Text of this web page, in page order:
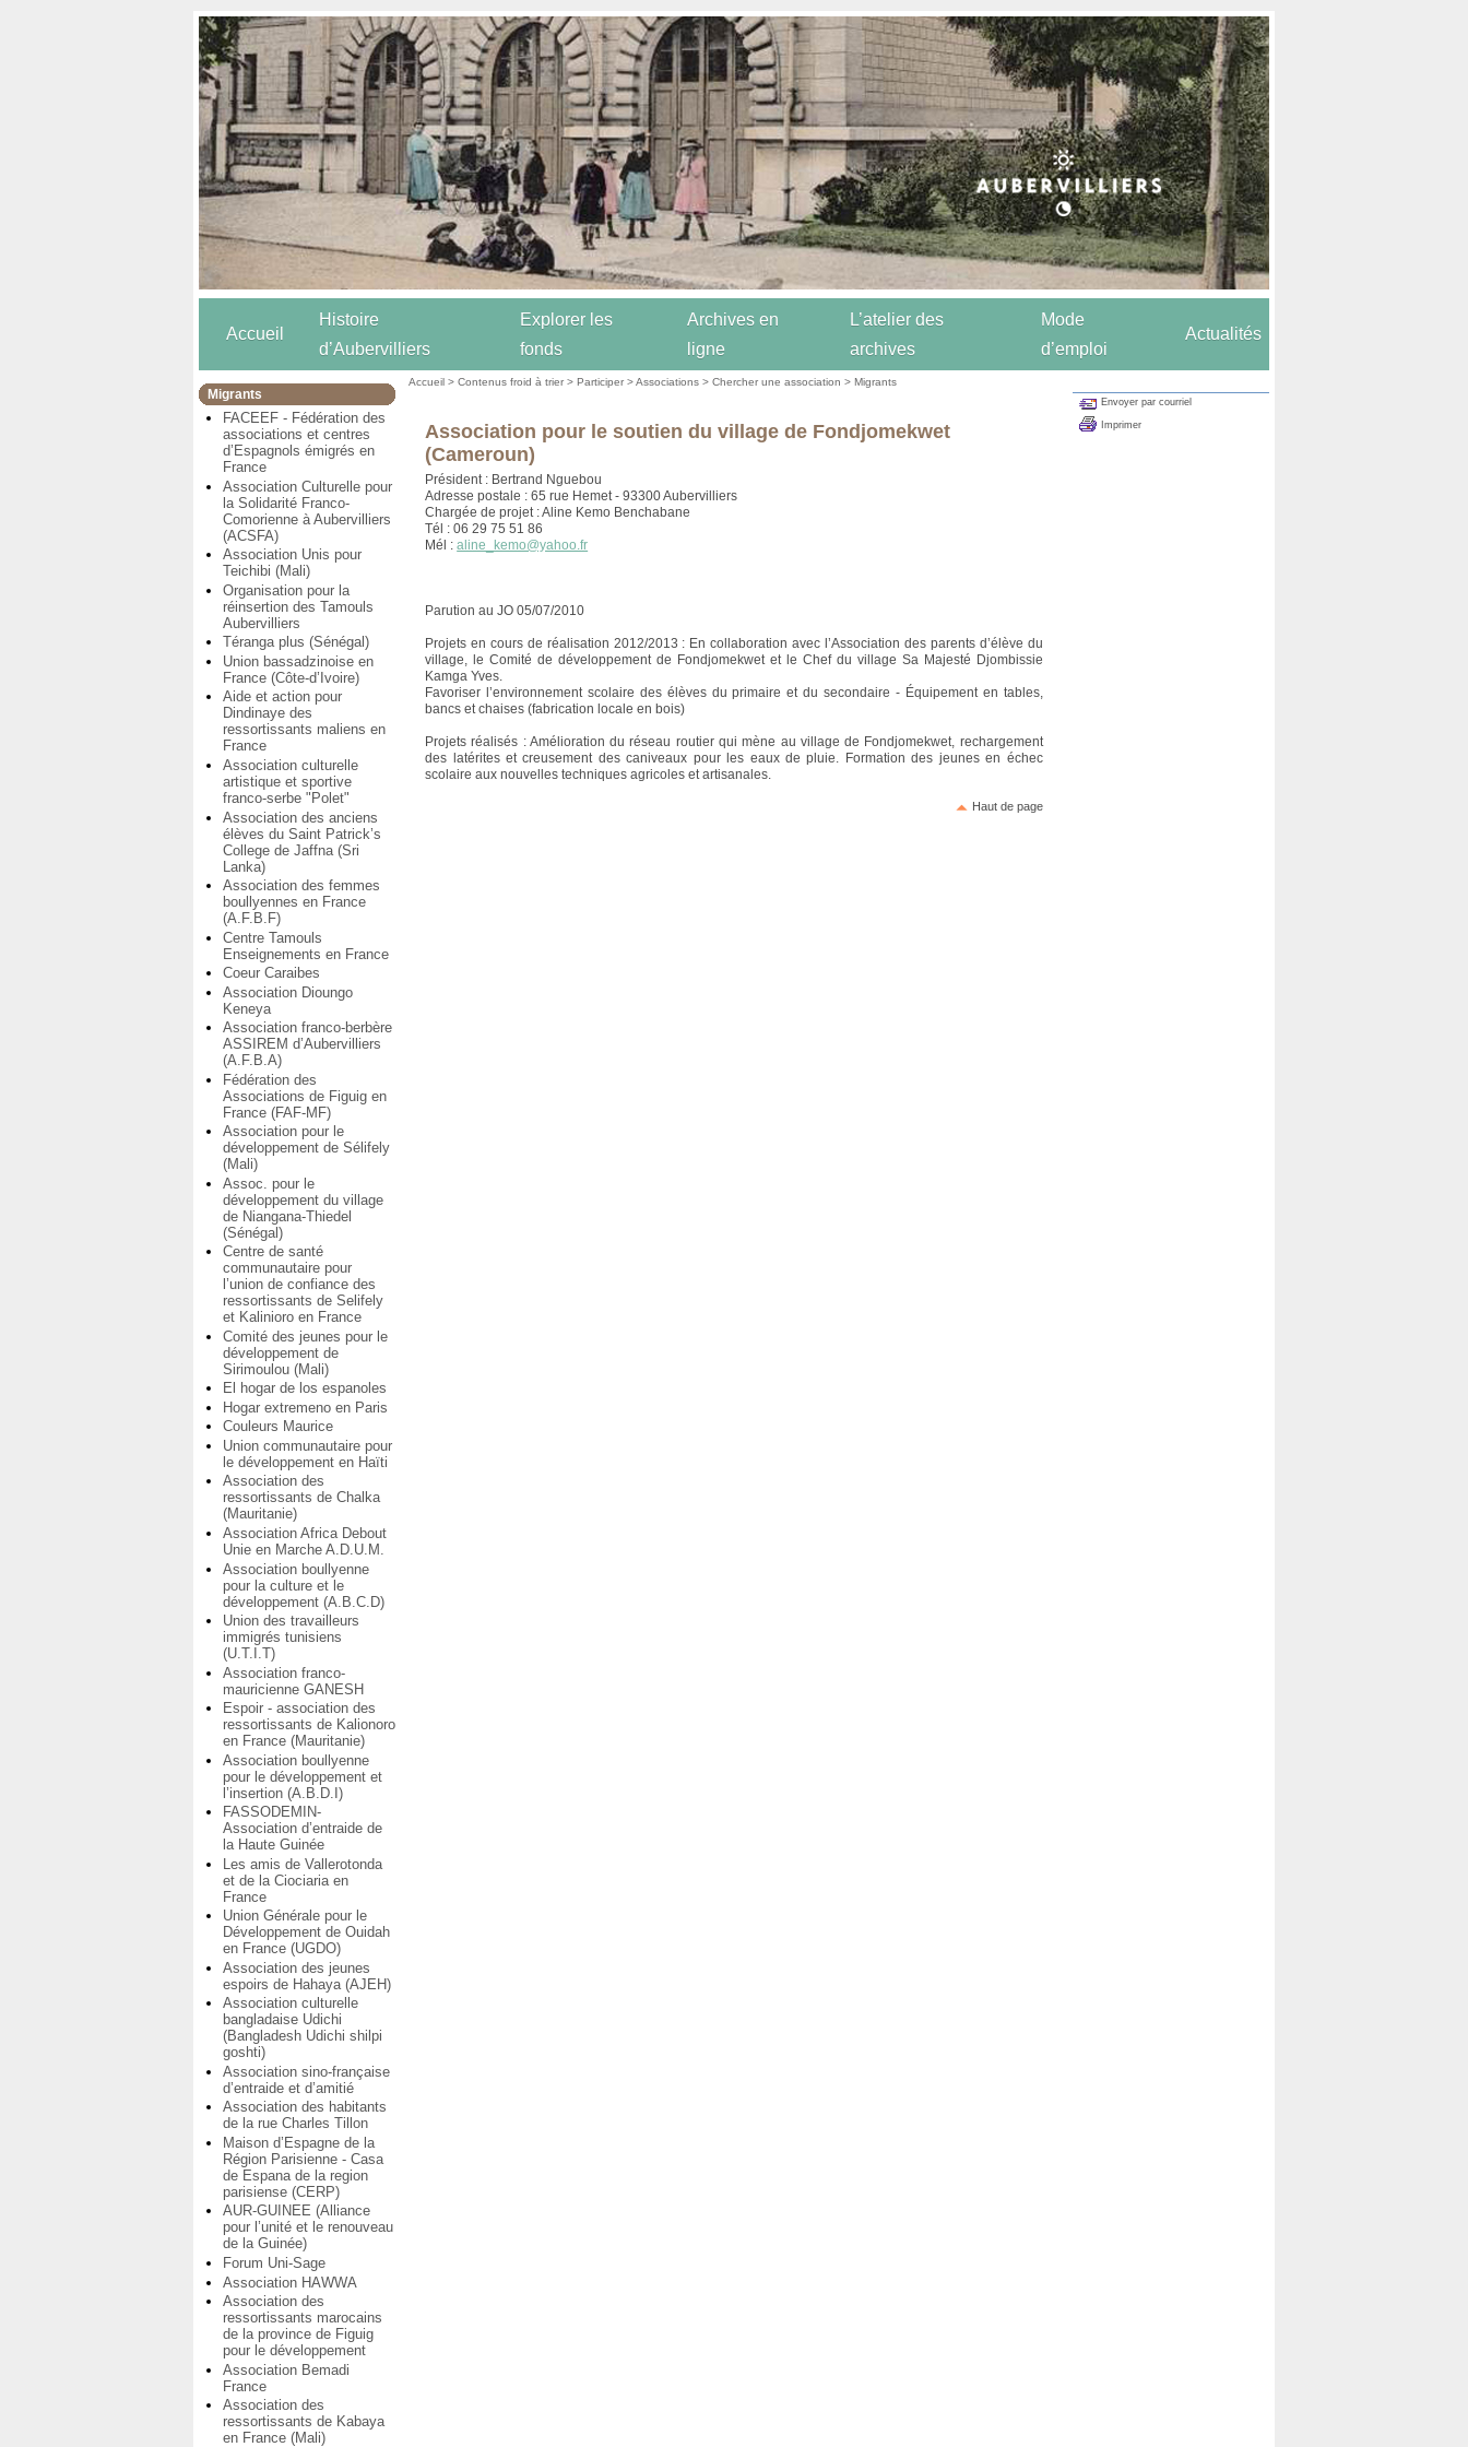
Accueil
Histoire
d’Aubervilliers
Explorer les
fonds
Archives en
ligne
L’atelier des
archives
Mode
d’emploi
Actualités
Migrants
FACEEF - Fédération des
associations et centres
d’Espagnols émigrés en
France
Association Culturelle pour
la Solidarité Franco-
Comorienne à Aubervilliers
(ACSFA)
Association Unis pour
Teichibi (Mali)
Organisation pour la
réinsertion des Tamouls
Aubervilliers
Téranga plus (Sénégal)
Union bassadzinoise en
France (Côte-d’Ivoire)
Aide et action pour
Dindinaye des
ressortissants maliens en
France
Association culturelle
artistique et sportive
franco-serbe "Polet"
Association des anciens
élèves du Saint Patrick’s
College de Jaffna (Sri
Lanka)
Association des femmes
boullyennes en France
(A.F.B.F)
Centre Tamouls
Enseignements en France
Coeur Caraibes
Association Dioungo
Keneya
Association franco-berbère
ASSIREM d’Aubervilliers
(A.F.B.A)
Fédération des
Associations de Figuig en
France (FAF-MF)
Association pour le
développement de Sélifely
(Mali)
Assoc. pour le
développement du village
de Niangana-Thiedel
(Sénégal)
Centre de santé
communautaire pour
l’union de confiance des
ressortissants de Selifely
et Kalinioro en France
Comité des jeunes pour le
développement de
Sirimoulou (Mali)
El hogar de los espanoles
Hogar extremeno en Paris
Couleurs Maurice
Union communautaire pour
le développement en Haïti
Association des
ressortissants de Chalka
(Mauritanie)
Association Africa Debout
Unie en Marche A.D.U.M.
Association boullyenne
pour la culture et le
développement (A.B.C.D)
Union des travailleurs
immigrés tunisiens
(U.T.I.T)
Association franco-
mauricienne GANESH
Espoir - association des
ressortissants de Kalionoro
en France (Mauritanie)
Association boullyenne
pour le développement et
l’insertion (A.B.D.I)
FASSODEMIN-
Association d’entraide de
la Haute Guinée
Les amis de Vallerotonda
et de la Ciociaria en
France
Union Générale pour le
Développement de Ouidah
en France (UGDO)
Association des jeunes
espoirs de Hahaya (AJEH)
Association culturelle
bangladaise Udichi
(Bangladesh Udichi shilpi
goshti)
Association sino-française
d’entraide et d’amitié
Association des habitants
de la rue Charles Tillon
Maison d’Espagne de la
Région Parisienne - Casa
de Espana de la region
parisiense (CERP)
AUR-GUINEE (Alliance
pour l’unité et le renouveau
de la Guinée)
Forum Uni-Sage
Association HAWWA
Association des
ressortissants marocains
de la province de Figuig
pour le développement
Association Bemadi
France
Association des
ressortissants de Kabaya
en France (Mali)
Accueil >Contenus froid à trier >Participer >Associations >Chercher une association >Migrants
Association pour le soutien du village de Fondjomekwet
(Cameroun)
Président : Bertrand Nguebou
Adresse postale : 65 rue Hemet - 93300 Aubervilliers
Chargée de projet : Aline Kemo Benchabane
Tél : 06 29 75 51 86
Mél :aline_kemo@yahoo.fr
Parution au JO 05/07/2010
Projets en cours de réalisation 2012/2013 : En collaboration avec l’Association des parents d’élève du
village, le Comité de développement de Fondjomekwet et le Chef du village Sa Majesté Djombissie
Kamga Yves.
Favoriser l’environnement scolaire des élèves du primaire et du secondaire - Équipement en tables,
bancs et chaises (fabrication locale en bois)
Projets réalisés : Amélioration du réseau routier qui mène au village de Fondjomekwet, rechargement
des latérites et creusement des caniveaux pour les eaux de pluie. Formation des jeunes en échec
scolaire aux nouvelles techniques agricoles et artisanales.
Haut de page
Envoyer par courriel
Imprimer